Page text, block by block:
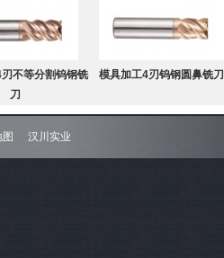
不等分割钨钢铣
刀
模具加工4刃钨钢圆鼻铣刀
图 汉川实业